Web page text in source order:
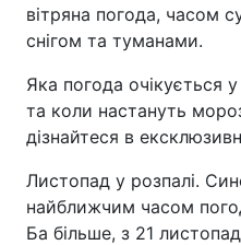
вітряна погода, часом
снігом та туманами.
Яка погода очікується
та коли настануть
дізнайтеся в
Листопад у розпалі.
найближчим часом
Ба більше, з 21